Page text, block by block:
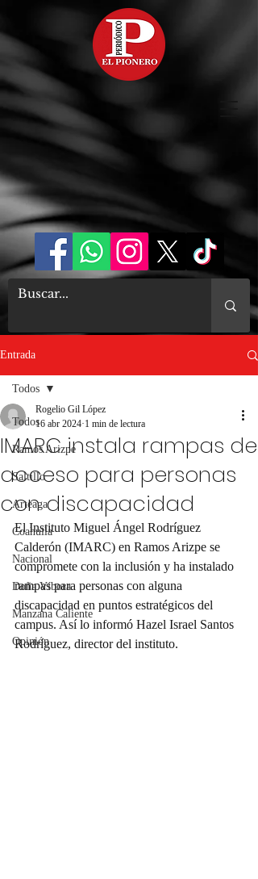
Entrada
Todos
Ramos Arizpe
Saltillo
Arteaga
Coahuila
Nacional
Doña Víbora
Manzana Caliente
Opinión
Todos
IMARC instala rampas de
acceso para personas
con discapacidad
Rogelio Gil López
16 abr 2024 1 min de lectura
El Instituto Miguel Ángel Rodríguez
Calderón (IMARC) en Ramos Arizpe se
compromete con la inclusión y ha instalado
rampas para personas con alguna
discapacidad en puntos estratégicos del
campus. Así lo informó Hazel Israel Santos
Rodríguez, director del instituto.